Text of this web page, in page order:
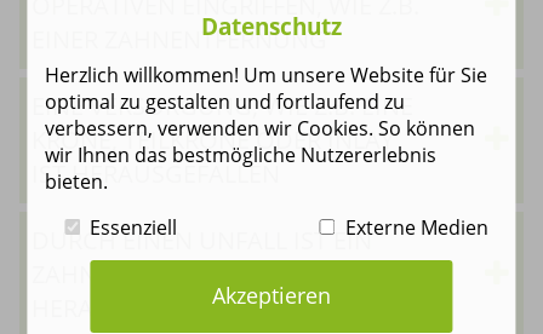
EINER ZAHNENTFERNUNG
EINE VERSORGUNG, WIE Z.B. EINE
KRONE, TEILKRONE ODER INLAY
IST HERAUSGEFALLEN
DURCH EINEN UNFALL IST EIN
ZAHN MIT WURZEL
HERAUSGEFALLEN
Datenschutz
Herzlich willkommen! Um unsere Website für Sie
optimal zu gestalten und fortlaufend zu
verbessern, verwenden wir Cookies. So können
wir Ihnen das bestmögliche Nutzererlebnis
bieten.
Essenziell
Externe Medien
Akzeptieren